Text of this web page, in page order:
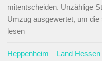
mitentscheiden. Unzählige
Umzug ausgewertet, um
lesen
Heppenheim – Land